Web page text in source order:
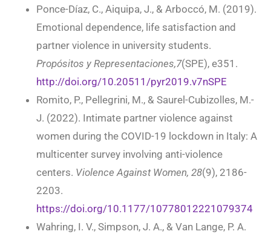
Ponce-Díaz, C., Aiquipa, J., & Arboccó, M. (2019).
Emotional dependence, life satisfaction and
partner violence in university students.
Propósitos y Representaciones,7(SPE), e351.
http://doi.org/10.20511/pyr2019.v7nSPE
Romito, P., Pellegrini, M., & Saurel-Cubizolles, M.-
J. (2022). Intimate partner violence against
women during the COVID-19 lockdown in Italy: A
multicenter survey involving anti-violence
centers. Violence Against Women, 28(9), 2186-
2203.
https://doi.org/10.1177/10778012221079374
Wahring, I. V., Simpson, J. A., & Van Lange, P. A.